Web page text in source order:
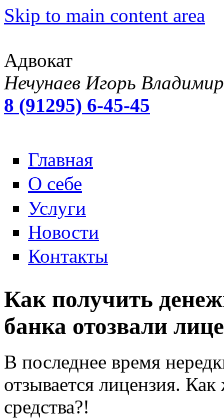
Skip to main content area
Адвокат
Нечунаев Игорь
8 (91295) 6-45-45
Главная
О себе
Услуги
Новости
Контакты
Как получить
банка отозвали
В последнее время
отзывается лицензия.
средства?!